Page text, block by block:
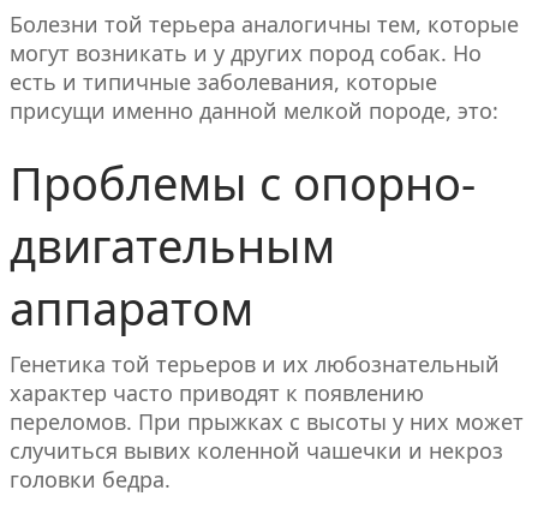
Болезни той терьера аналогичны тем, которые
могут возникать и у других пород собак. Но
есть и типичные заболевания, которые
присущи именно данной мелкой породе, это:
Проблемы с опорно-
двигательным
аппаратом
Генетика той терьеров и их любознательный
характер часто приводят к появлению
переломов. При прыжках с высоты у них может
случиться вывих коленной чашечки и некроз
головки бедра.